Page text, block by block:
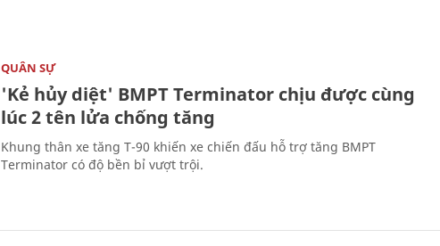
QUÂN SỰ
'Kẻ hủy diệt' BMPT Terminator chịu được cùng
lúc 2 tên lửa chống tăng
Khung thân xe tăng T-90 khiến xe chiến đấu hỗ trợ tăng BMPT
Terminator có độ bền bỉ vượt trội.